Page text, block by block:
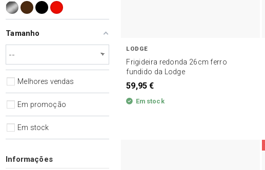
LODGE
Frigideira redonda 26cm ferro
fundido da Lodge
59,95 €
Em stock
Tamanho
Melhores vendas
Em promoção
Em stock
Informações